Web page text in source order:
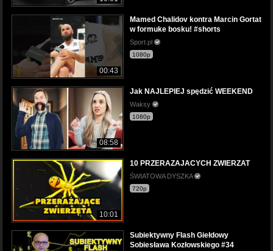
00:43
Mamed Chalidov kontra Marcin Gortat
w formuke bosku! #shorts
Sport.pl
1080p
08:58
Jak NAJLEPIEJ spędzić WEEKEND
Waksy
1080p
10:01
10 PRZERAZAJACYCH ZWIERZAT
ŚWIATOWA DYSZKA
720p
Subiektywny Flash Giełdowy
Sobiesława Kozłowskiego #34